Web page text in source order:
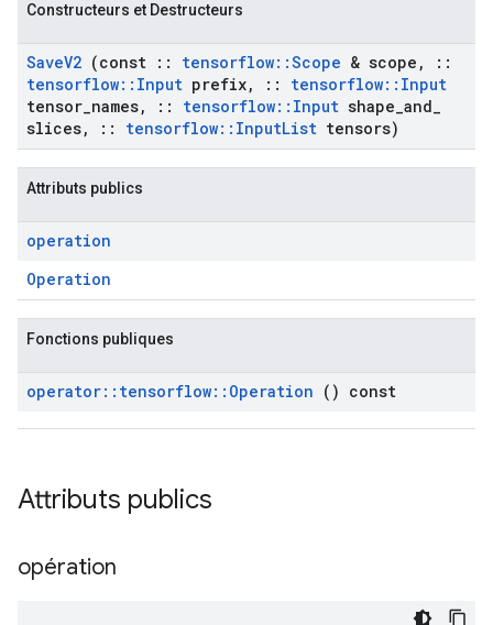
Constructeurs et Destructeurs
SaveV2 (const :: tensorflow::Scope & scope ,
::
tensorflow:: Input prefix, :: tensorflow:: Input
tensor names, :: tensorflow:: Input shape and
slices, :: tensorflow:: InputList tensors)
Attributs publics
operation
Operation
Fonctions publiques
operator:: tensorflow:: Operation () const
Attributs publics
opération